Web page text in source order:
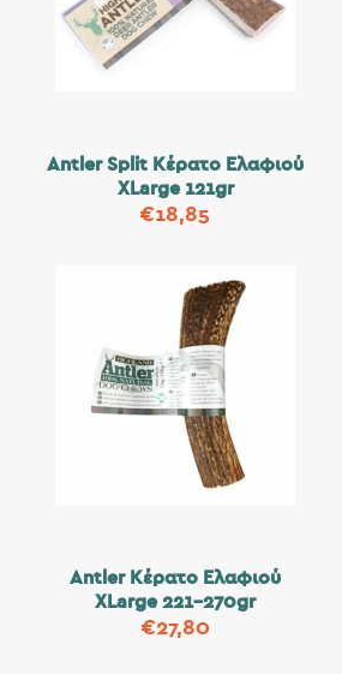
Antler Split Κέρατο Ελαφιού
XLarge 121gr
€18,85
Antler Κέρατο Ελαφιού
XLarge 221-270gr
€27,80